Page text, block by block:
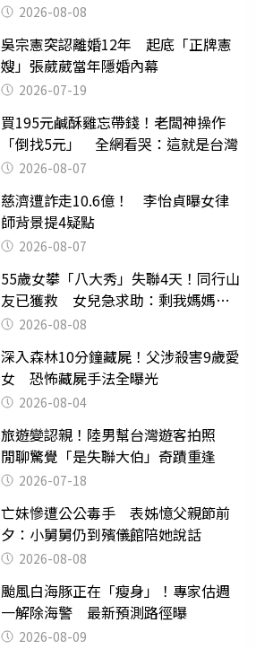
2026-08-08
吳宗憲突認離婚12年 起底「正牌憲
嫂」張葳葳當年隱婚內幕
2026-07-19
買195元鹹酥雞忘帶錢！老闆神操作
「倒找5元」 全網看哭：這就是台灣
2026-08-07
慈濟遭詐走10.6億！ 李怡貞曝女律
師背景提4疑點
2026-08-07
55歲女攀「八大秀」失聯4天！同行山
友已獲救 女兒急求助：剩我媽媽還
沒找到
2026-08-08
深入森林10分鐘藏屍！父涉殺害9歲愛
女 恐怖藏屍手法全曝光
2026-08-04
旅遊變認親！陸男幫台灣遊客拍照
閒聊驚覺「是失聯大伯」奇蹟重逢
2026-07-18
亡妹慘遭公公毒手 表姊憶父親節前
夕：小舅舅仍到殯儀館陪她說話
2026-08-08
颱風白海豚正在「瘦身」！專家估週
一解除海警 最新預測路徑曝
2026-08-09